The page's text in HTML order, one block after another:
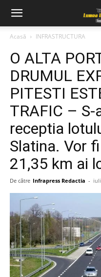
Acasă INFRASTRUCTURA
O ALTA
DRUMUL
PITESTI
TRAFIC – S-
receptia
Slatina. Vor
21,35 km ai
De către Infrapress Redactia -